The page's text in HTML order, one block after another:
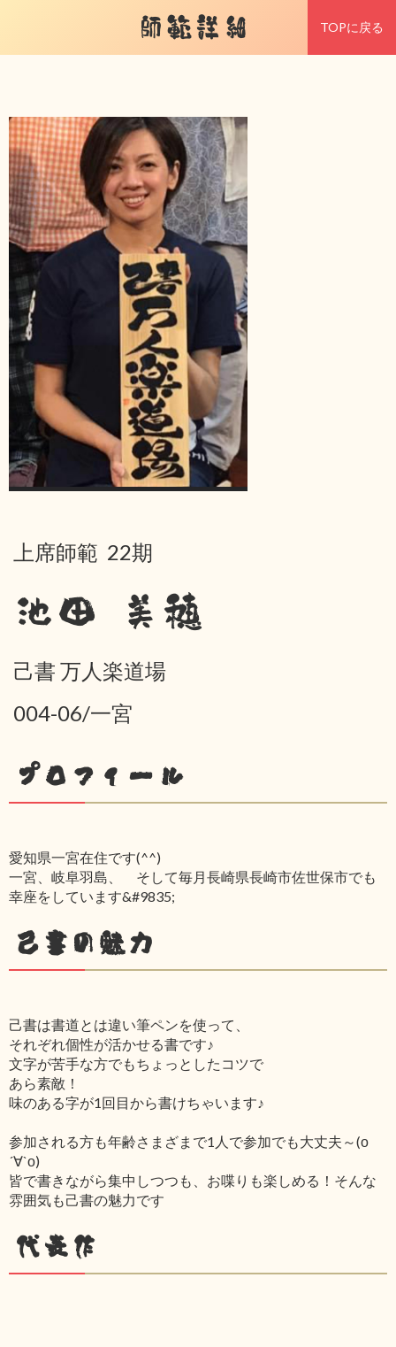
師範詳細 TOPに戻る
上席師範 22期
池田 美穂
己書 万人楽道場
004-06/一宮
プロフィール
愛知県一宮在住です(^^)
一宮、岐阜羽島、 そして毎月長崎県長崎市佐世保市でも
幸座をしています&#9835;
己書の魅力
己書は書道とは違い筆ペンを使って、
それぞれ個性が活かせる書です♪
文字が苦手な方でもちょっとしたコツで
あら素敵！
味のある字が1回目から書けちゃいます♪
参加される方も年齢さまざまで1人で参加でも大丈夫～(о
´∀`о)
皆で書きながら集中しつつも、お喋りも楽しめる！そんな
雰囲気も己書の魅力です
代表作